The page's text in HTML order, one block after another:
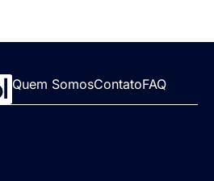
Quem SomosContatoFAQ